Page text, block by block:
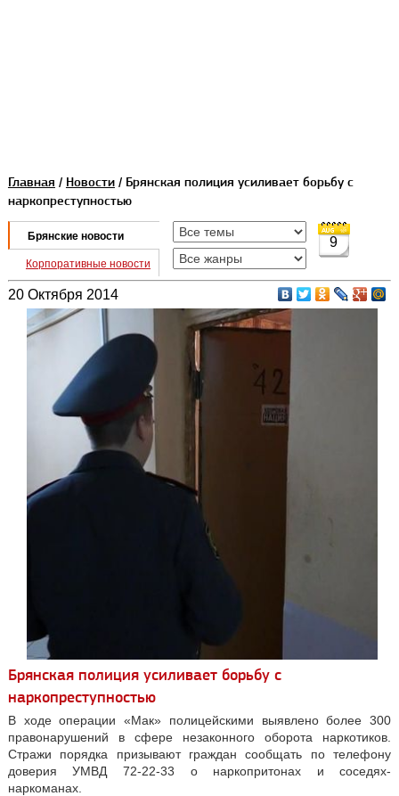
Главная / Новости/ Брянская полиция усиливает борьбу с
наркопреступностью
Брянские новости
Корпоративные новости
9
20 Октября 2014
Брянская полиция усиливает борьбу с
наркопреступностью
В ходе операции «Мак» полицейскими выявлено более 300
правонарушений в сфере незаконного оборота наркотиков.
Стражи порядка призывают граждан сообщать по телефону
доверия УМВД 72-22-33 о наркопритонах и соседях-
наркоманах.